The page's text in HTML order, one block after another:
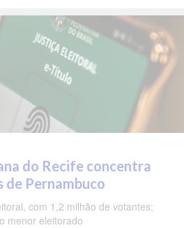
do Recife concentra
de Pernambuco
com 1,2 milhão de votantes;
menor eleitorado